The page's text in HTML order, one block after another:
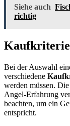
Siehe auch
richtig
Bei der Auswahl
verschiedene
werden müssen.
Angel-Erfahrung
beachten, um ein
entspricht.